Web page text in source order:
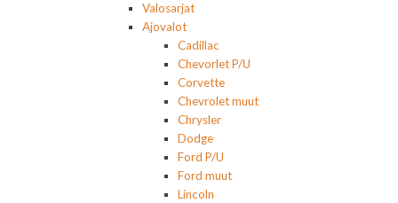
Valosarjat
Ajovalot
Cadillac
Chevorlet P/U
Corvette
Chevrolet muut
Chrysler
Dodge
Ford P/U
Ford muut
Lincoln